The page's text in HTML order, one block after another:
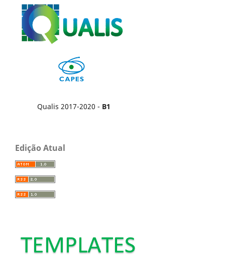
Qualis 2017-2020 - B1
Edição Atual